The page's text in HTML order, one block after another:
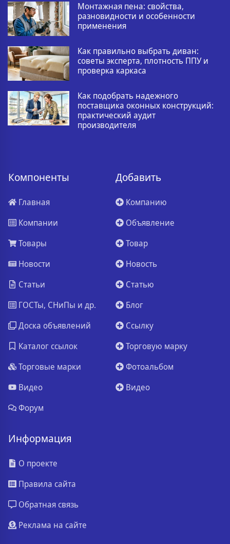
Монтажная пена: свойства,
разновидности и особенности
применения
Как правильно выбрать диван:
советы эксперта, плотность ППУ и
проверка каркаса
Как подобрать надежного
поставщика оконных конструкций:
практический аудит
производителя
Компоненты
Главная
Компании
Товары
Новости
Статьи
ГОСТы, СНиПы и др.
Доска объявлений
Каталог ссылок
Торговые марки
Видео
Форум
Добавить
Компанию
Объявление
Товар
Новость
Статью
Блог
Ссылку
Торговую марку
Фотоальбом
Видео
Информация
О проекте
Правила сайта
Обратная связь
Реклама на сайте